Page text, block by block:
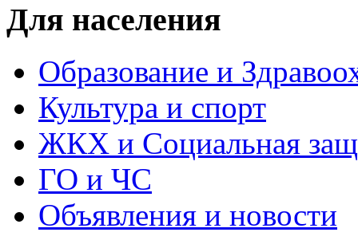
Для населения
Образование и
Культура и спорт
ЖКХ и Социальная
ГО и ЧС
Объявления и новости